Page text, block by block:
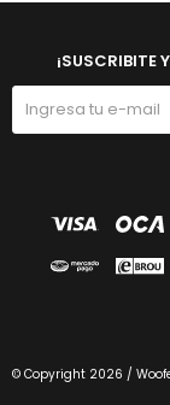
¡SUSCRIBITE
© Copyright 2026 /